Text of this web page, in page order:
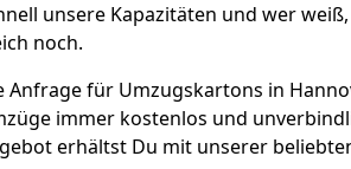
unsere Kapazitäten und wer
noch.
Anfrage für Umzugskartons in
immer kostenlos und
erhältst Du mit unserer